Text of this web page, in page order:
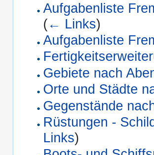
Aufgabenliste
(← Links)
Aufgabenliste
Gebiete nach
Orte und Städte
Gegenstände
Rüstungen -
Links)